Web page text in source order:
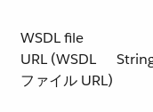
WSDL file
URL (WSDL
ファイル URL)